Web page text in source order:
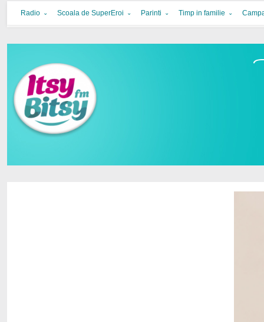
Itsy Bitsy
bucurie in familie
Radio Scoala de SuperEroi Parinti Timp in familie